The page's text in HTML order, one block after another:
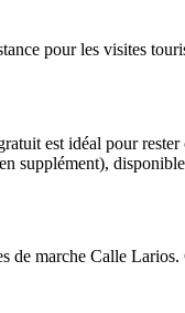
pour les visites
est idéal pour
supplément),
marche Calle